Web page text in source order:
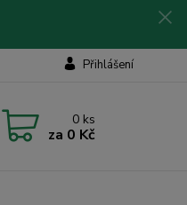
Přihlášení
0 ks
za 0 Kč